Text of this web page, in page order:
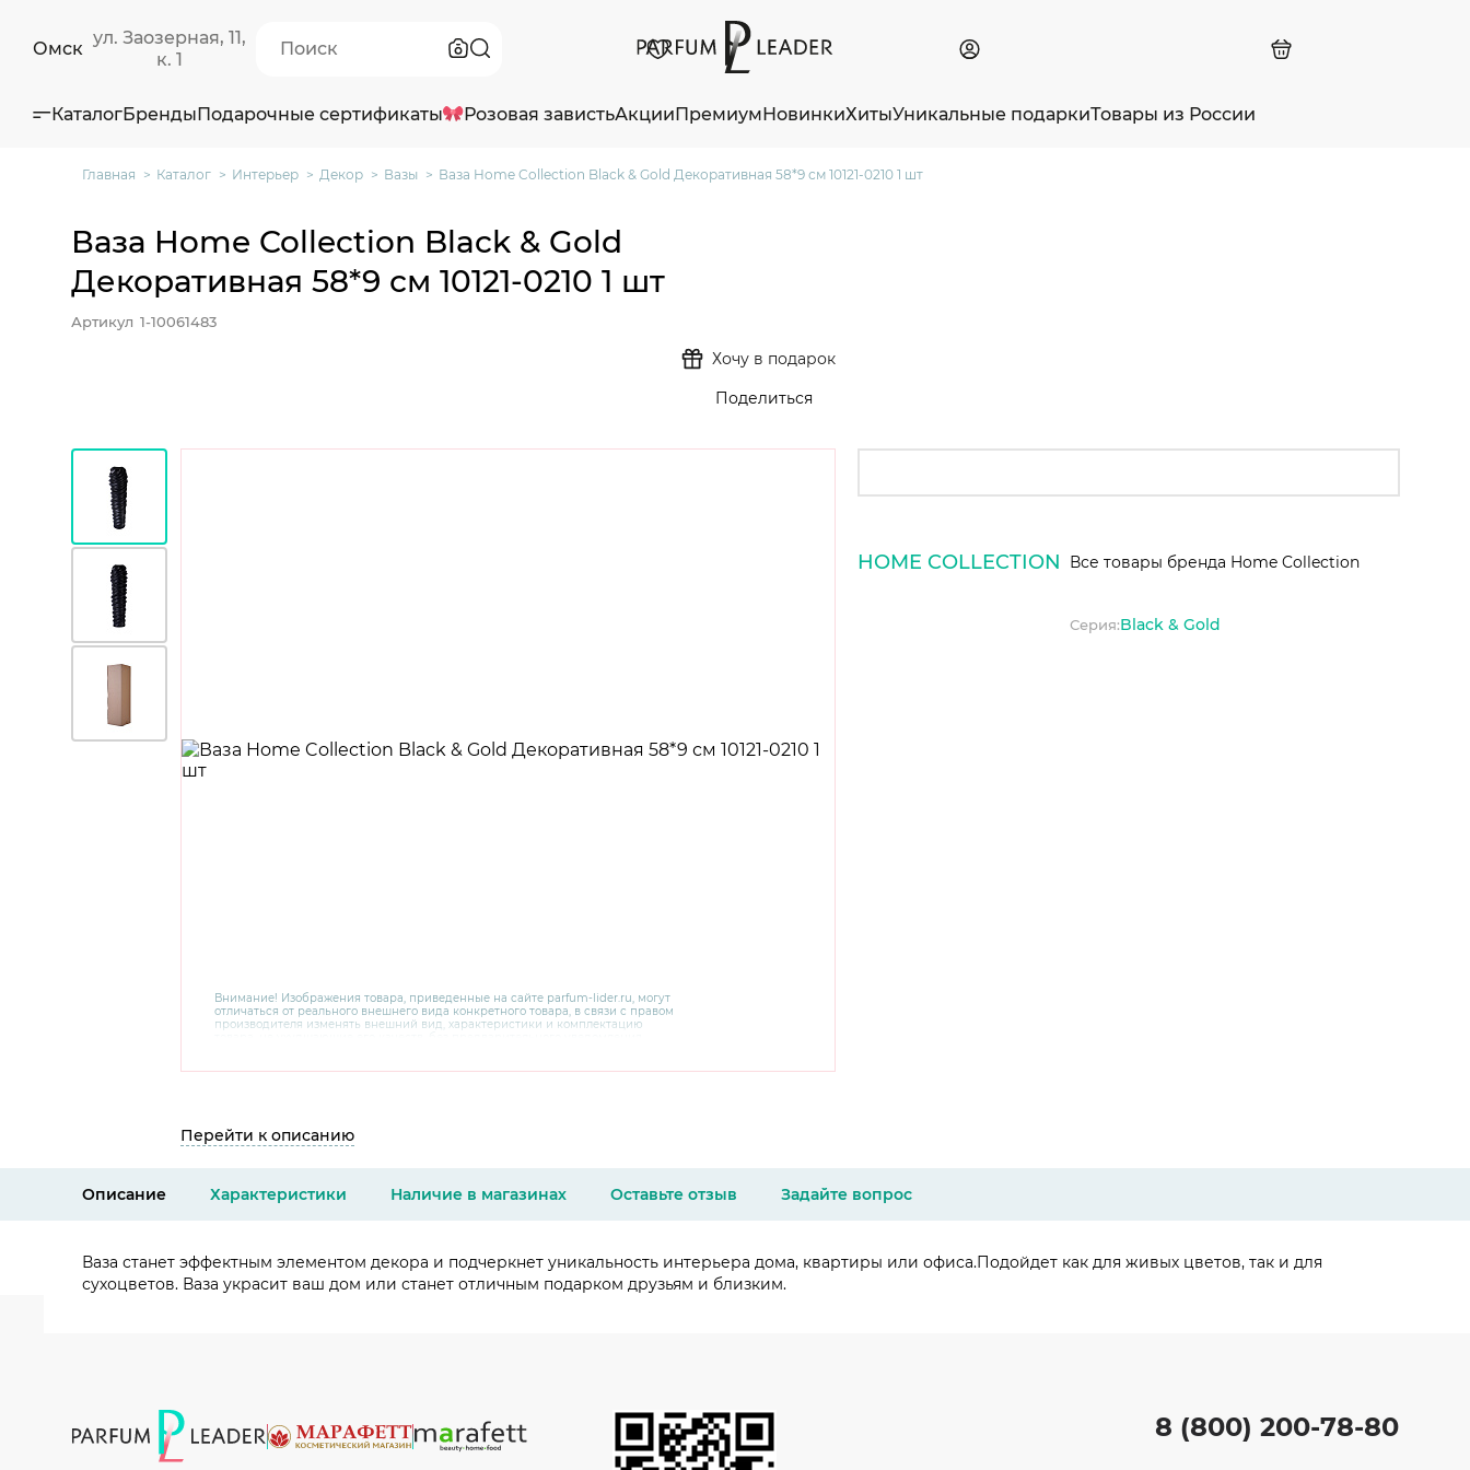
Омск
ул. Заозерная, 11,
к. 1
КаталогБрендыПодарочные сертификаты Розовая завистьАкцииПремиумНовинкиХитыУникальные подаркиТовары из России
Главная Каталог Интерьер Декор Вазы Ваза Home Collection Black & Gold Декоративная 58*9 см 10121-0210 1 шт
Внимание! Изображения товара, приведенные на сайте parfum-lider.ru, могут
отличаться от реального внешнего вида конкретного товара, в связи с правом
производителя изменять внешний вид, характеристики и комплектацию
консультантов по номеру 8 800 200 78 80.
Ваза Home Collection Black & Gold
Декоративная 58*9 см 10121-0210 1 шт
Артикул 1-10061483
Хочу в подарок
Поделиться
Перейти к описанию
HOME COLLECTION Все товары бренда Home Collection
Серия:Black & Gold
Описание Характеристики Наличие в магазинах Оставьте отзыв Задайте вопрос
Ваза станет эффектным элементом декора и подчеркнет уникальность интерьера дома, квартиры или офиса.Подойдет как для живых цветов, так и для
сухоцветов. Ваза украсит ваш дом или станет отличным подарком друзьям и близким.
8 (800) 200-78-80